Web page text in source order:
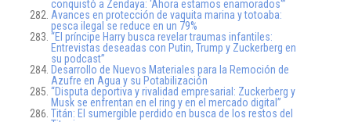
conquistó a Zendaya: ‘Ahora estamos enamorados'”
Avances en protección de vaquita marina y totoaba:
pesca ilegal se reduce en un 79%
“El príncipe Harry busca revelar traumas infantiles:
Entrevistas deseadas con Putin, Trump y Zuckerberg en
su podcast”
Desarrollo de Nuevos Materiales para la Remoción de
Azufre en Agua y su Potabilización
“Disputa deportiva y rivalidad empresarial: Zuckerberg y
Musk se enfrentan en el ring y en el mercado digital”
Titán: El sumergible perdido en busca de los restos del